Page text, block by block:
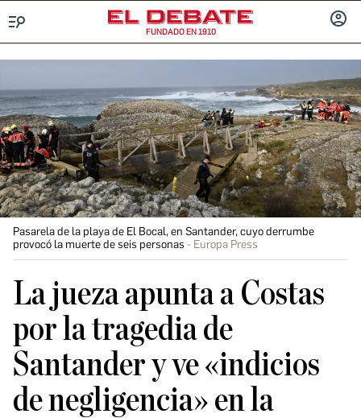
FUNDADO EN 1910
Pasarela de la playa de El Bocal, en Santander, cuyo derrumbe
provocó la muerte de seis personas
Europa Press
La jueza apunta a Costas
por la tragedia de
Santander y ve «indicios
de negligencia» en la